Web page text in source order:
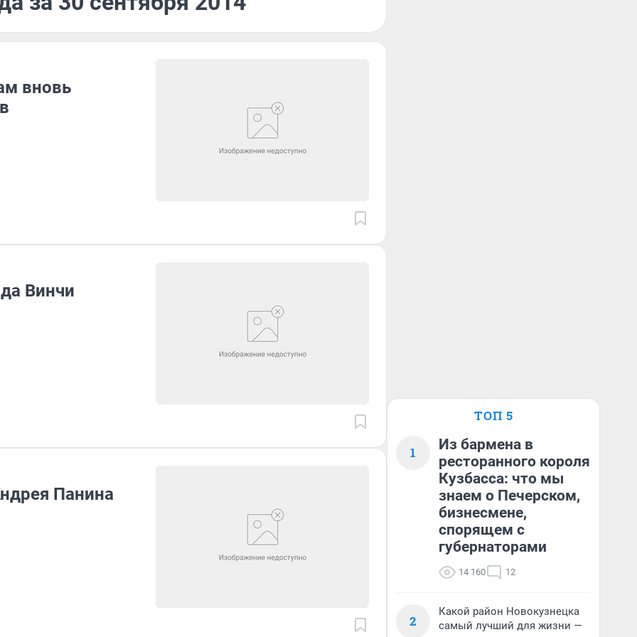
вновь
Винчи
Панина
ТОП 5
1
Из бармена в
ресторанного короля
Кузбасса: что мы
знаем о Печерском,
бизнесмене,
спорящем с
губернаторами
14 160 12
2
Какой район Новокузнецка
самый лучший для жизни —